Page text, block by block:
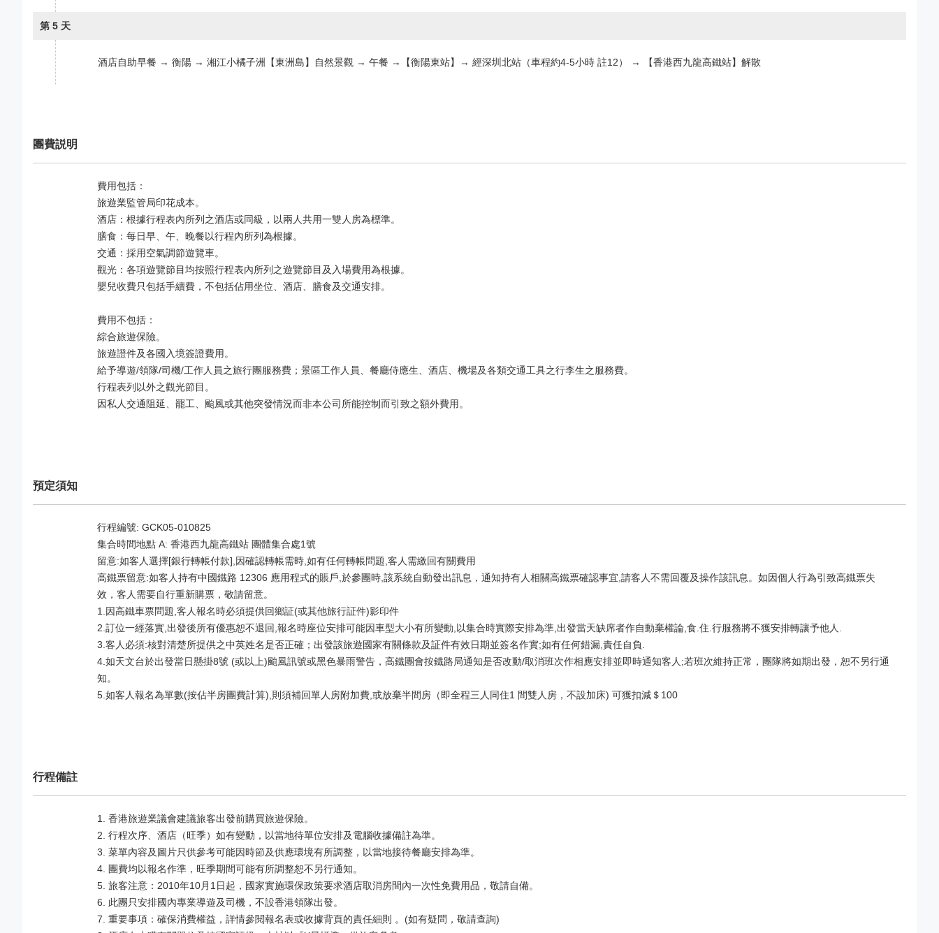
第 5 天
酒店自助早餐 → 衡陽 → 湘江小橘子洲【東洲島】自然景觀 → 午餐 →【衡陽東站】→ 經深圳北站（車程約4-5小時 註12） → 【香港西九龍高鐵站】解散
團費説明
費用包括：
旅遊業監管局印花成本。
酒店：根據行程表內所列之酒店或同級，以兩人共用一雙人房為標準。
膳食：每日早、午、晚餐以行程內所列為根據。
交通：採用空氣調節遊覽車。
觀光：各項遊覽節目均按照行程表內所列之遊覽節目及入場費用為根據。
嬰兒收費只包括手續費，不包括佔用坐位、酒店、膳食及交通安排。
費用不包括：
綜合旅遊保險。
旅遊證件及各國入境簽證費用。
給予導遊/領隊/司機/工作人員之旅行團服務費；景區工作人員、餐廳侍應生、酒店、機場及各類交通工具之行李生之服務費。
行程表列以外之觀光節目。
因私人交通阻延、罷工、颱風或其他突發情況而非本公司所能控制而引致之額外費用。
預定須知
行程編號: GCK05-010825
集合時間地點 A: 香港西九龍高鐵站 團體集合處1號
留意:如客人選擇[銀行轉帳付款],因確認轉帳需時,如有任何轉帳問題,客人需繳回有關費用
高鐵票留意:如客人持有中國鐵路 12306 應用程式的賬戶,於參團時,該系統自動發出訊息，通知持有人相關高鐵票確認事宜,請客人不需回覆及操作該訊息。如因個人行為引致高鐵票失
效，客人需要自行重新購票，敬請留意。
1.因高鐵車票問題,客人報名時必須提供回鄉証(或其他旅行証件)影印件
2.訂位一經落實,出發後所有優惠恕不退回,報名時座位安排可能因車型大小有所變動,以集合時實際安排為準,出發當天缺席者作自動棄權論,食.住.行服務將不獲安排轉讓予他人.
3.客人必須:核對清楚所提供之中英姓名是否正確；出發該旅遊國家有關條款及証件有效日期並簽名作實;如有任何錯漏,責任自負.
4.如天文台於出發當日懸掛8號 (或以上)颱風訊號或黑色暴雨警告，高鐡團會按鐡路局通知是否改動/取消班次作相應安排並即時通知客人;若班次維持正常，團隊將如期出發，恕不另行通
知。
5.如客人報名為單數(按佔半房團費計算),則須補回單人房附加費,或放棄半間房（即全程三人同住1 間雙人房，不設加床) 可獲扣減＄100
行程備註
1. 香港旅遊業議會建議旅客出發前購買旅遊保險。
2. 行程次序、酒店（旺季）如有變動，以當地待單位安排及電腦收據備註為準。
3. 菜單內容及圖片只供參考可能因時節及供應環境有所調整，以當地接待餐廳安排為準。
4. 團費均以報名作準，旺季期間可能有所調整恕不另行通知。
5. 旅客注意：2010年10月1日起，國家實施環保政策要求酒店取消房間內一次性免費用品，敬請自備。
6. 此團只安排國內專業導遊及司機，不設香港領隊出發。
7. 重要事項：確保消費權益，詳情參閱報名表或收據背頁的責任細則 。(如有疑問，敬請查詢)